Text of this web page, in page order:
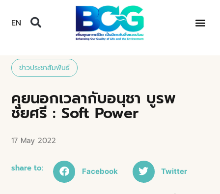
EN
ข่าวประชาสัมพันธ์
คุยนอกเวลากับอนุชา บูรพ
ชัยศรี : Soft Power
17 May 2022
share to: Facebook Twitter